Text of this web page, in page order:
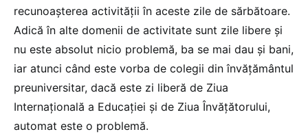
recunoașterea activității în aceste zile de sărbătoare.
Adică în alte domenii de activitate sunt zile libere și
nu este absolut nicio problemă, ba se mai dau și bani,
iar atunci când este vorba de colegii din învățământul
preuniversitar, dacă este zi liberă de Ziua
Internațională a Educației și de Ziua Învățătorului,
automat este o problemă.